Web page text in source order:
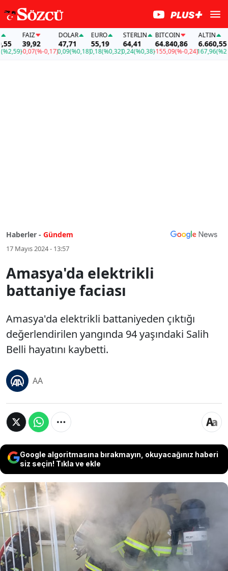
FAİZ
39,92
-0,07(%-0,17)
DOLAR
47,71
0,09(%0,18)
EURO
55,19
0,18(%0,32)
STERLIN
64,41
0,24(%0,38)
BITCOIN
64.840,86
-155,09(%-0,24)
ALTIN
6.660,55
167,96(%2,59)-
Haberler - Gündem
17 Mayıs 2024 - 13:57
Amasya'da elektrikli
battaniye faciası
Amasya'da elektrikli battaniyeden çıktığı
değerlendirilen yangında 94 yaşındaki Salih
Belli hayatını kaybetti.
AA
Google algoritmasına bırakmayın, okuyacağınız haberi
siz seçin! Tıkla ve ekle
Amasya'da elektrikli battaniyeden
çıktığı değerlendirilen yangında 94
yaşındaki Salih Belli hayatını kaybetti.